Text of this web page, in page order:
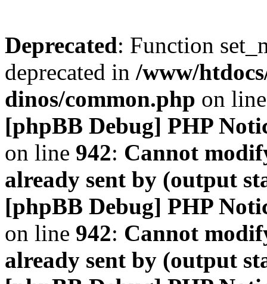
Deprecated: Function
deprecated in /www/
dinos/common.php on
[phpBB Debug] PHP
on line 942: Cannot
already sent by (output
[phpBB Debug] PHP
on line 942: Cannot
already sent by (output